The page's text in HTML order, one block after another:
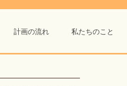
計画の流れ 私たちのこと